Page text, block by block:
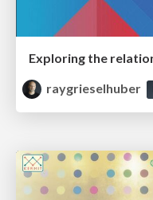
raygrieselhuber